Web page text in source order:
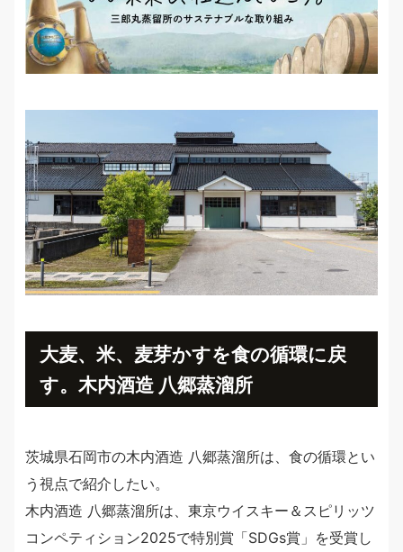
大麦、米、麦芽かすを食の循環に戻
す。木内酒造 八郷蒸溜所
茨城県石岡市の木内酒造 八郷蒸溜所は、食の循環とい
う視点で紹介したい。
木内酒造 八郷蒸溜所は、東京ウイスキー＆スピリッツ
コンペティション2025で特別賞「SDGs賞」を受賞し